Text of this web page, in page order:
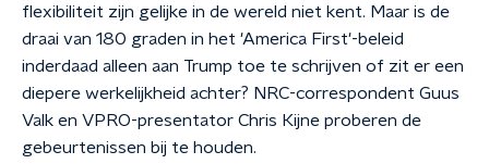
flexibiliteit zijn gelijke in de wereld niet kent. Maar is de
draai van 180 graden in het 'America First'-beleid
inderdaad alleen aan Trump toe te schrijven of zit er een
diepere werkelijkheid achter? NRC-correspondent Guus
Valk en VPRO-presentator Chris Kijne proberen de
gebeurtenissen bij te houden.